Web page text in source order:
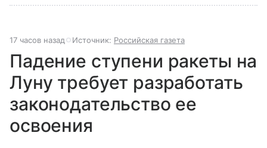
17 часов назад Источник: Российская газета
Падение ступени ракеты на
Луну требует разработать
законодательство ее
освоения